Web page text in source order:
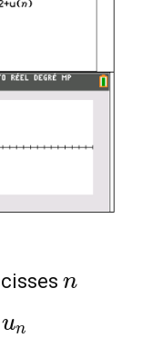
n
n
u_n
un